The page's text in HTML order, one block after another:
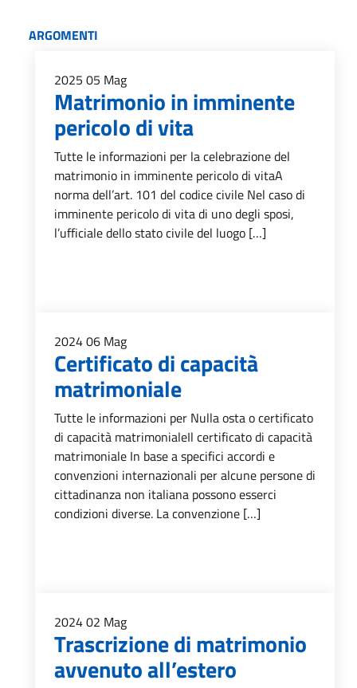
ARGOMENTI
2025 05 Mag
Matrimonio in imminente
pericolo di vita
Tutte le informazioni per la celebrazione del
matrimonio in imminente pericolo di vitaA
norma dell’art. 101 del codice civile Nel caso di
imminente pericolo di vita di uno degli sposi,
l’ufficiale dello stato civile del luogo […]
202406 Mag
Certificato di capacità
matrimoniale
Tutte le informazioni per Nulla osta o certificato
di capacità matrimonialeIl certificato di capacità
matrimoniale In base a specifici accordi e
convenzioni internazionali per alcune persone di
cittadinanza non italiana possono esserci
condizioni diverse. La convenzione […]
202402 Mag
Trascrizione di matrimonio
avvenuto all’estero